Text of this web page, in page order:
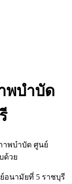
พบำบัด
าพบำบัด ศูนย์
ด้วย
อนามัยที่ 5 ราชบุรี